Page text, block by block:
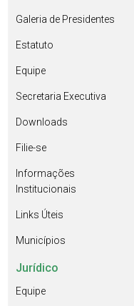
Galeria de Presidentes
Estatuto
Equipe
Secretaria Executiva
Downloads
Filie-se
Informações
Institucionais
Links Úteis
Municípios
Jurídico
Equipe